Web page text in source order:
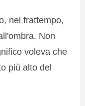
nel frattempo,
Non
voleva che
più alto del